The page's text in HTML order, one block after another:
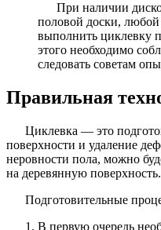
При наличии
половой доски,
выполнить циклевку
этого необходимо
следовать советам
Правильная
Циклевка — это
поверхности и удаление
неровности пола, можно
на деревянную поверхность.
Подготовительные
В первую очередь